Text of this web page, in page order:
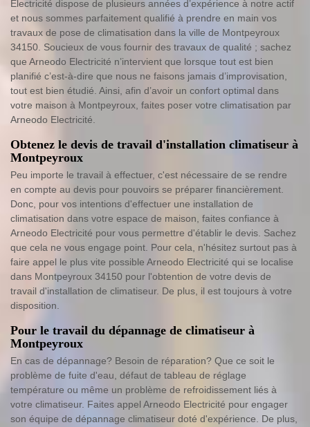
Electricité dispose de plusieurs années d’expérience à notre actif
et nous sommes parfaitement qualifié à prendre en main vos
travaux de pose de climatisation dans la ville de Montpeyroux
34150. Soucieux de vous fournir des travaux de qualité ; sachez
que Arneodo Electricité n’intervient que lorsque tout est bien
planifié c’est-à-dire que nous ne faisons jamais d’improvisation,
tout est bien étudié. Ainsi, afin d’avoir un confort optimal dans
votre maison à Montpeyroux, faites poser votre climatisation par
Arneodo Electricité.
Obtenez le devis de travail d'installation climatiseur à
Montpeyroux
Peu importe le travail à effectuer, c'est nécessaire de se rendre
en compte au devis pour pouvoirs se préparer financièrement.
Donc, pour vos intentions d'effectuer une installation de
climatisation dans votre espace de maison, faites confiance à
Arneodo Electricité pour vous permettre d'établir le devis. Sachez
que cela ne vous engage point. Pour cela, n'hésitez surtout pas à
faire appel le plus vite possible Arneodo Electricité qui se localise
dans Montpeyroux 34150 pour l'obtention de votre devis de
travail d'installation de climatiseur. De plus, il est toujours à votre
disposition.
Pour le travail du dépannage de climatiseur à
Montpeyroux
En cas de dépannage? Besoin de réparation? Que ce soit le
problème de fuite d'eau, défaut de tableau de réglage
température ou même un problème de refroidissement liés à
votre climatiseur. Faites appel Arneodo Electricité pour engager
son équipe de dépannage climatiseur doté d'expérience. De plus,